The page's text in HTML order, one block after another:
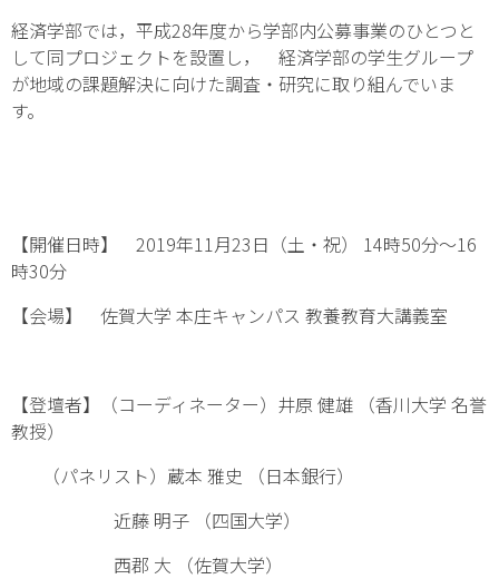
経済学部では，平成28年度から学部内公募事業のひとつと
して同プロジェクトを設置し， 経済学部の学生グループ
が地域の課題解決に向けた調査・研究に取り組んでいま
す。
【開催日時】 2019年11月23日（土・祝） 14時50分〜16
時30分
【会場】 佐賀大学 本庄キャンパス 教養教育大講義室
【登壇者】（コーディネーター）井原 健雄 （香川大学 名誉
教授）
（パネリスト）蔵本 雅史 （日本銀行）
近藤 明子 （四国大学）
西郡 大 （佐賀大学）